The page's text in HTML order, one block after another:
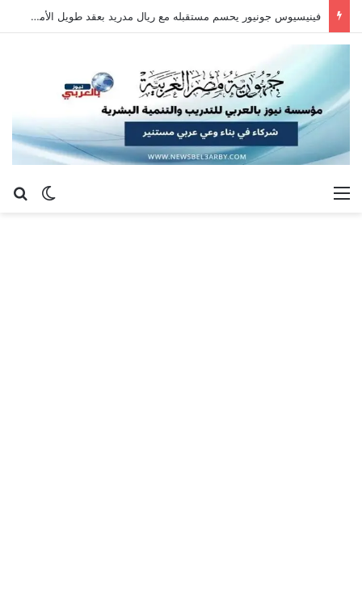
فينيسيوس جونيور يحسم مستقبله مع ريال مدريد بعقد طويل الأمد حتى 2032
الوضع القائمة